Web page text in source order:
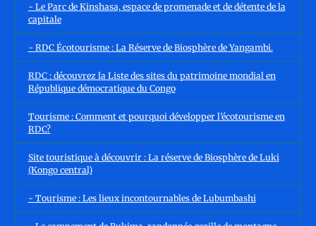
- Le Parc de Kinshasa, espace de promenade et de détente de la
capitale
- RDC Écotourisme : La Réserve de Biosphère de Yangambi.
RDC : découvrez la Liste des sites du patrimoine mondial en
République démocratique du Congo
Tourisme : Comment et pourquoi développer l’écotourisme en
RDC?
Site touristique à découvrir : La réserve de Biosphère de Luki
(Kongo central)
- Tourisme : Les lieux incontournables de Lubumbashi